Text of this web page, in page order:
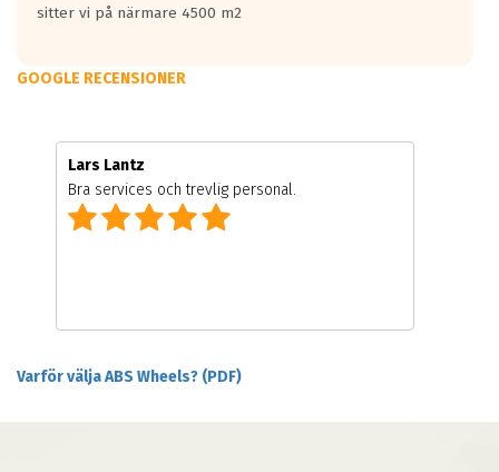
sitter vi på närmare 4500 m2
GOOGLE RECENSIONER
Lars Lantz
Bra services och trevlig personal.
Varför välja ABS Wheels? (PDF)